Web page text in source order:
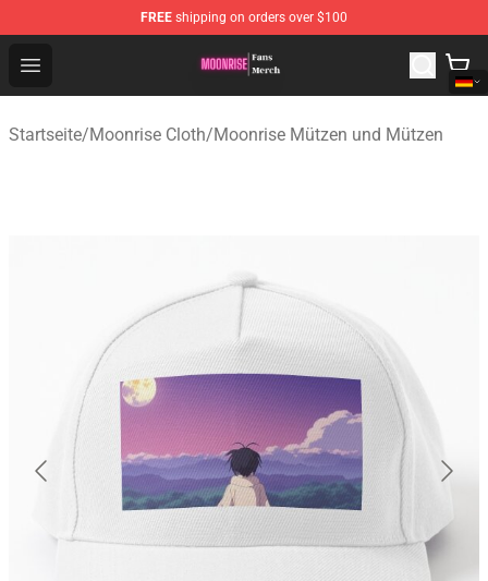
FREE shipping on orders over $100
Open menu
Moonrise Store - Official Moonrise Merchandise Shop
Startseite/Moonrise Cloth/Moonrise Mützen und Mützen